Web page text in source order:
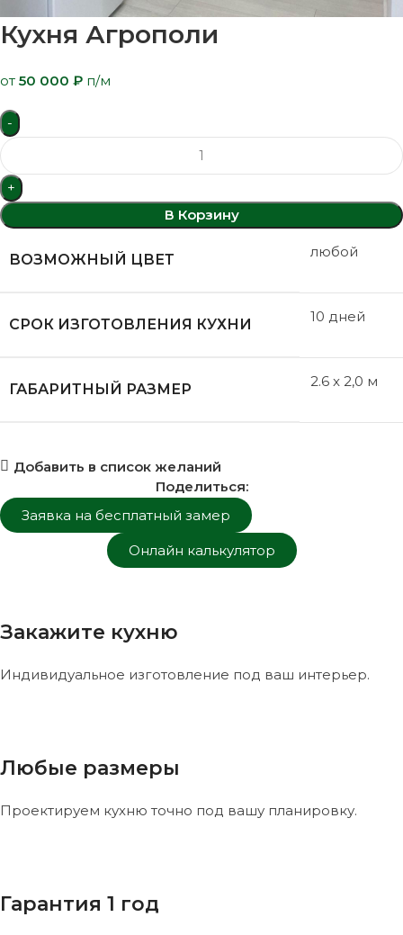
Кухня Агрополи
от 50 000 ₽ п/м
В Корзину
ВОЗМОЖНЫЙ ЦВЕТ любой
СРОК ИЗГОТОВЛЕНИЯ КУХНИ 10 дней
ГАБАРИТНЫЙ РАЗМЕР 2.6 x 2,0 м
Добавить в список желаний
Поделиться:
Заявка на бесплатный замер
Онлайн калькулятор
Закажите кухню
Индивидуальное изготовление под ваш интерьер.
Любые размеры
Проектируем кухню точно под вашу планировку.
Гарантия 1 год